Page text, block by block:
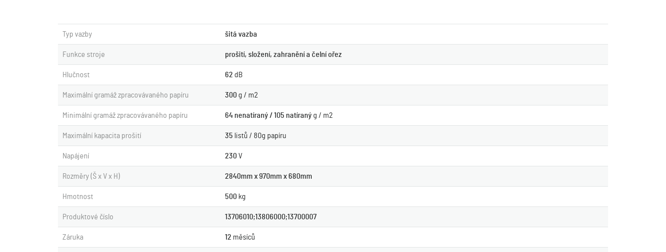
Typ vazby šitá vazba
Funkce stroje prošití, složení, zahranění a čelní ořez
Hlučnost 62 dB
Maximální gramáž zpracovávaného papíru 300 g / m2
Minimální gramáž zpracovávaného papíru 64 nenatíraný / 105 natíraný g / m2
Maximální kapacita prošití 35 listů / 80g papíru
Napájení 230 V
Rozměry (Š x V x H) 2840mm x 970mm x 680mm
Hmotnost 500 kg
Produktové číslo 13706010;13806000;13700007
Záruka 12 měsíců